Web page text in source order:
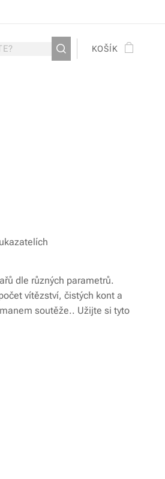
KOŠÍK
dle různých parametrů.
vítězství, čistých kont a
soutěže.. Užijte si tyto